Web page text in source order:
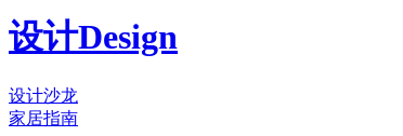
设计Design
设计沙龙
家居指南